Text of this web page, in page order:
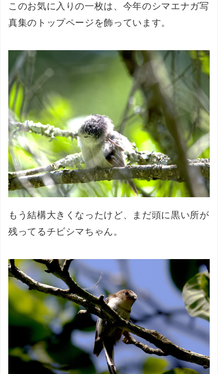
このお気に入りの一枚は、今年のシマエナガ写
真集のトップページを飾っています。
もう結構大きくなったけど、まだ頭に黒い所が
残ってるチビシマちゃん。